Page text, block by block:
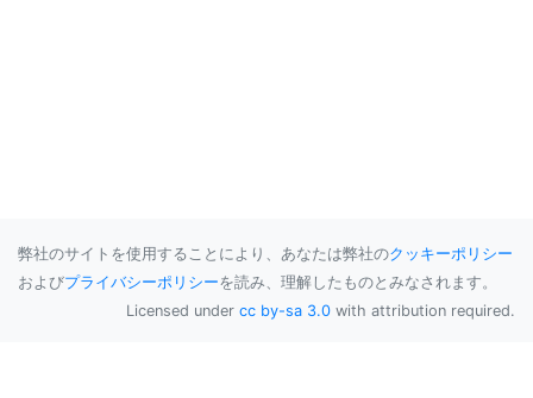
弊社のサイトを使用することにより、あなたは弊社のクッキーポリシー
およびプライバシーポリシーを読み、理解したものとみなされます。
Licensed under cc by-sa 3.0 with attribution required.